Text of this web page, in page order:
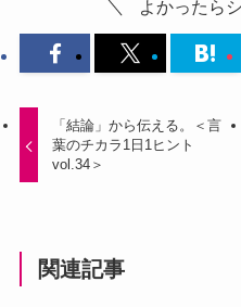
よかったら
「結論」から伝える。＜言
葉のチカラ1日1ヒント
vol.34＞
関連記事